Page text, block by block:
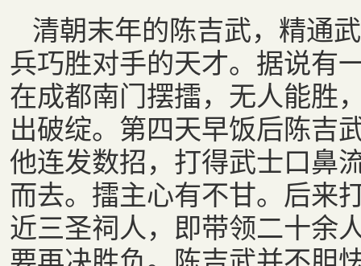
清朝末年的陈吉武，精通
兵巧胜对手的天才。据说有
在成都南门摆擂，无人能胜
出破绽。第四天早饭后陈吉
他连发数招，打得武士口鼻
而去。擂主心有不甘。后来
近三圣祠人，即带领二十余